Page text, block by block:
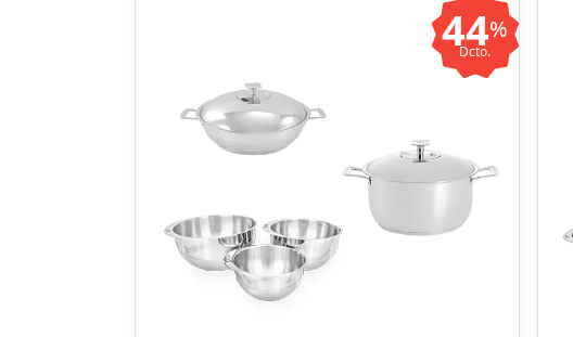
44%
Dcto.